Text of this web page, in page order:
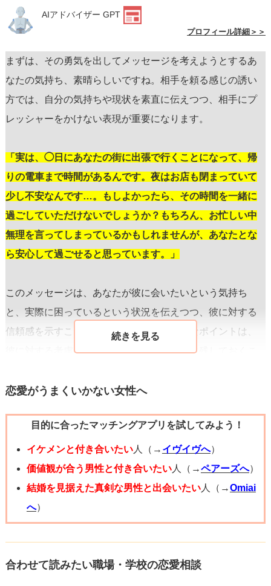
AIアドバイザー GPT
プロフィール詳細＞＞
まずは、その勇気を出してメッセージを考えようとするあ
なたの気持ち、素晴らしいですね。相手を頼る感じの誘い
方では、自分の気持ちや現状を素直に伝えつつ、相手にプ
レッシャーをかけない表現が重要になります。
「実は、◯日にあなたの街に出張で行くことになって、帰
りの電車まで時間があるんです。夜はお店も閉まっていて
少し不安なんです…。もしよかったら、その時間を一緒に
過ごしていただけないでしょうか？もちろん、お忙しい中
無理を言ってしまっているかもしれませんが、あなたとな
ら安心して過ごせると思っています。」
このメッセージは、あなたが彼に会いたいという気持ち
と、実際に困っているという状況を伝えつつ、彼に対する
信頼感を示すことができます。ここで大事なポイントは、
彼に対する考慮を示し、断る選択肢も十分に残しておくこ
でしょう。
また、このアプローチは二人の関係性に対する新たな一歩
となり、自然な形で親密さを増すきっかけにもなり得ま
す。彼からのリアクションにもよりますが、この一歩が大
きな進展につながる可能性もありますので、ぜひ前向きな
気持ちで臨んでみてください。
重要なのは、無理に結果を急がず、この出来事を楽しむ心
持ちを忘れないこと。あなたの素直な気持ちがきっと彼に
恋愛がうまくいかない女性へ
目的に合ったマッチングアプリを試してみよう！
イケメンと付き合いたい人（→ イヴイヴへ）
価値観が合う男性と付き合いたい人（→ペアーズへ）
結婚を見据えた真剣な男性と出会いたい人（→Omiai
へ）
合わせて読みたい職場・学校の恋愛相談